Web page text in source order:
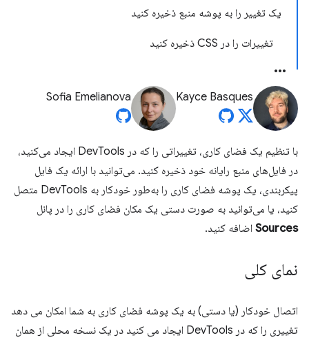
یک تغییر را به پوشه منبع ذخیره کنید
تغییرات را در CSS ذخیره کنید
Kayce Basques
Sofia Emelianova
با تنظیم یک فضای کاری، تغییراتی را که در DevTools ایجاد می‌کنید،
در فایل‌های منبع رایانه خود ذخیره کنید. می‌توانید با ارائه یک فایل
پیکربندی، یک پوشه فضای کاری را به‌طور خودکار به DevTools متصل
کنید، یا می‌توانید به صورت دستی یک مکان فضای کاری را در پانل
Sources اضافه کنید.
نمای کلی
اتصال خودکار (یا دستی) به یک پوشه فضای کاری به شما امکان می دهد
تغییری را که در DevTools ایجاد می کنید در یک نسخه محلی از همان